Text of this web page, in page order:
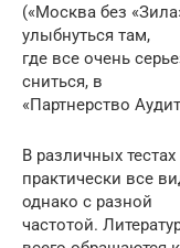
(«Москва без
улыбнуться там,
где все очень
сниться, в
«Партнерство
В различных
практически все
однако с разной
частотой.